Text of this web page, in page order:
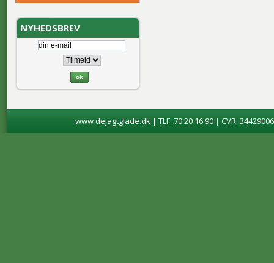
NYHEDSBREV
www dejagtglade.dk | TLF: 70 20 16 90 | CVR: